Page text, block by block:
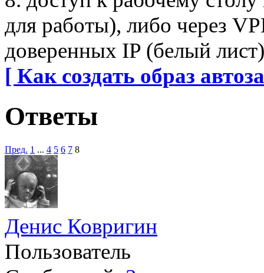
для работы), либо через
доверенных IP (белый
[ Как создать образ
Ответы
Пред. 1 ... 4 5 6 7 8
Денис Ковригин
Пользователь